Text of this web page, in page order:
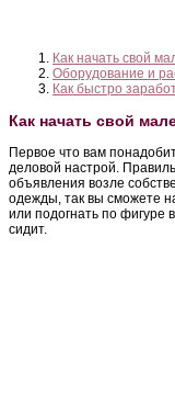
Как начать свой
Оборудование и
Как быстро
Как начать свой
Первое что вам
деловой настрой.
объявления возле
одежды, так вы сможете
или подогнать по фигуре
сидит.